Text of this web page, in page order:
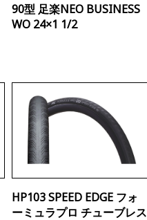
90型 足楽NEO BUSINESS
WO 24×1 1/2
HP103 SPEED EDGE フォ
ーミュラプロ チューブレス